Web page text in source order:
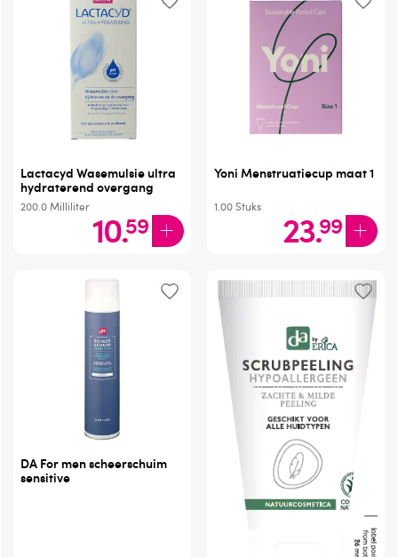
Lactacyd Wasemulsie ultra
hydraterend overgang
200.0 Milliliter 10.59
Yoni Menstruatiecup maat 1
1.00Stuks 23.99
DA For men scheerschuim
sensitive